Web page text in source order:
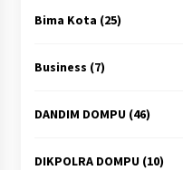
Bima Kota (25)
Business (7)
DANDIM DOMPU(46)
DIKPOLRA DOMPU(10)